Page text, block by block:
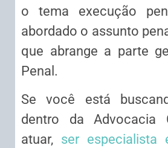
o tema execução
abordado o assunto
que abrange a parte
Penal.
Se você está
dentro da Advocacia
atuar, ser especialista